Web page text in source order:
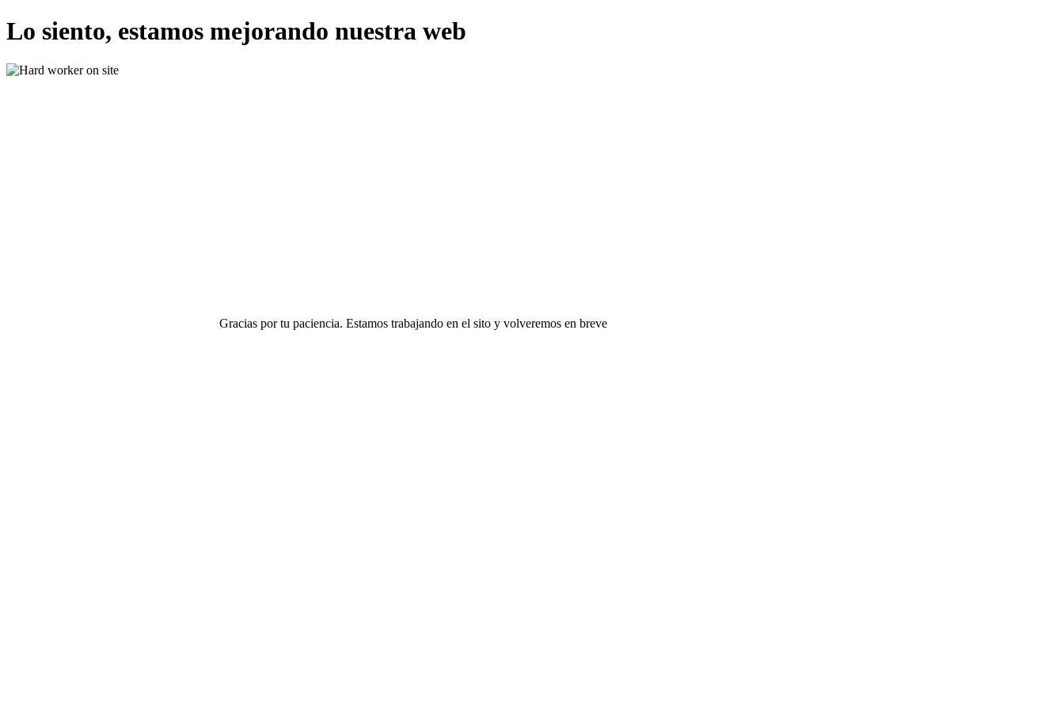
Lo siento, estamos mejorando nuestra web
Gracias por tu paciencia. Estamos trabajando en el sito y volveremos en breve